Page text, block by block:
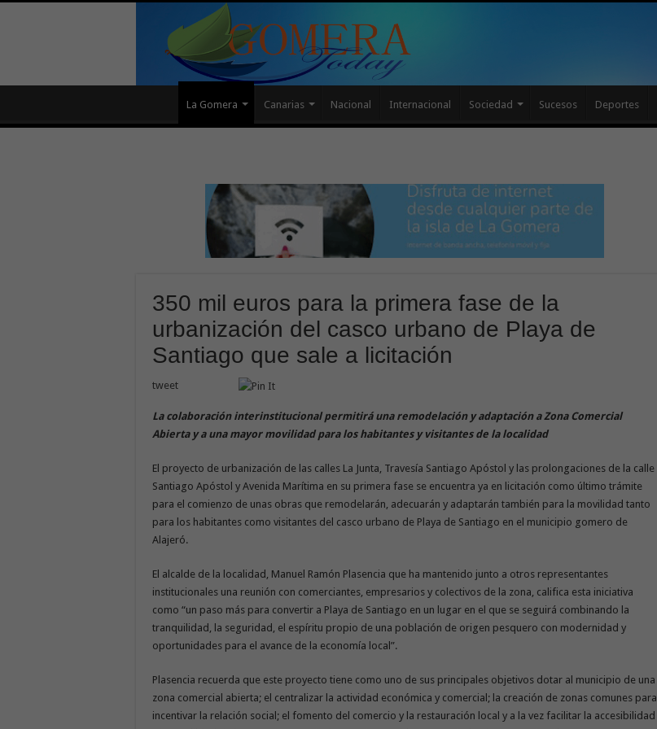
La Gomera Canarias Nacional Internacional Sociedad Sucesos Deportes
350 mil euros para la primera fase de la
urbanización del casco urbano de Playa de
Santiago que sale a licitación
tweet
La colaboración interinstitucional permitirá una remodelación y adaptación a Zona Comercial
Abierta y a una mayor movilidad para los habitantes y visitantes de la localidad
El proyecto de urbanización de las calles La Junta, Travesía Santiago Apóstol y las prolongaciones de la calle
Santiago Apóstol y Avenida Marítima en su primera fase se encuentra ya en licitación como último trámite
para el comienzo de unas obras que remodelarán, adecuarán y adaptarán también para la movilidad tanto
para los habitantes como visitantes del casco urbano de Playa de Santiago en el municipio gomero de
Alajeró.
El alcalde de la localidad, Manuel Ramón Plasencia que ha mantenido junto a otros representantes
institucionales una reunión con comerciantes, empresarios y colectivos de la zona, califica esta iniciativa
como “un paso más para convertir a Playa de Santiago en un lugar en el que se seguirá combinando la
tranquilidad, la seguridad, el espíritu propio de una población de origen pesquero con modernidad y
oportunidades para el avance de la economía local”.
Plasencia recuerda que este proyecto tiene como uno de sus principales objetivos dotar al municipio de una
zona comercial abierta; el centralizar la actividad económica y comercial; la creación de zonas comunes para
incentivar la relación social; el fomento del comercio y la restauración local y a la vez facilitar la accesibilidad